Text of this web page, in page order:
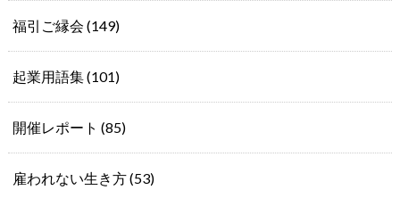
福引ご縁会 (149)
起業用語集(101)
開催レポート (85)
雇われない生き方(53)